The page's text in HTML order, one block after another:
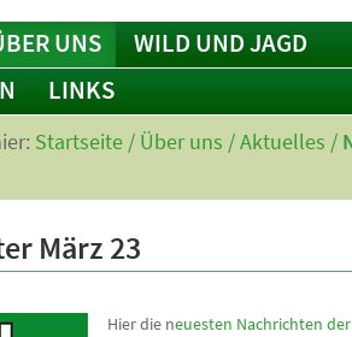
UNS
WILD UND JAGD
LINKS
Startseite / Über uns /Aktuelles /
März 23
Hier die neuesten Nachrichten